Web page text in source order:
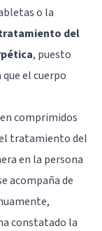
o la
del
, puesto
el cuerpo
comprimidos
tratamiento del
en la persona
acompaña de
constatado la